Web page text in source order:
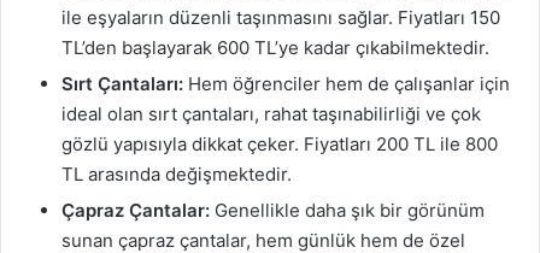
ile eşyaların düzenli taşınmasını sağlar. Fiyatları 150
TL’den başlayarak 600 TL’ye kadar çıkabilmektedir.
Sırt Çantaları: Hem öğrenciler hem de çalışanlar için
ideal olan sırt çantaları, rahat taşınabilirliği ve çok
gözlü yapısıyla dikkat çeker. Fiyatları 200 TL ile 800
TL arasında değişmektedir.
Çapraz Çantalar: Genellikle daha şık bir görünüm
sunan çapraz çantalar, hem günlük hem de özel